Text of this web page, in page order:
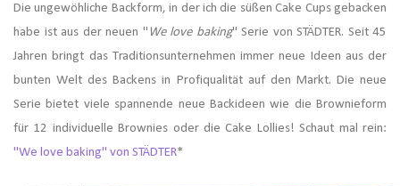
Die ungewöhliche Backform, in der ich die süßen Cake Cups gebacken
habe ist aus der neuen " We love baking" Serie von STÄDTER. Seit 45
Jahren bringt das Traditionsunternehmen immer neue Ideen aus der
bunten Welt des Backens in Profiqualität auf den Markt. Die neue
Serie bietet viele spannende neue Backideen wie die Brownieform
für 12 individuelle Brownies oder die Cake Lollies! Schaut mal rein:
"We love baking" von STÄDTER*